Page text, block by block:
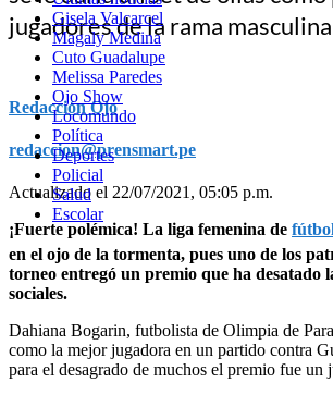
Gisela Valcarcel
Magaly Medina
Cuto Guadalupe
Melissa Paredes
Ojo Show
Locomundo
Política
Deportes
Policial
Salud
Escolar
jugadores de la rama
Redacción Ojo
redaccion@prensmart.pe
Actualizado el 22/07/2021, 05:05 p.m.
¡Fuerte polémica! La liga femenina de
en el ojo de la tormenta, pues uno de los
torneo entregó un premio que ha desatado
sociales.
Dahiana Bogarin, futbolista de Olimpia de
como la mejor jugadora en un partido contra
para el desagrado de muchos el premio fue un